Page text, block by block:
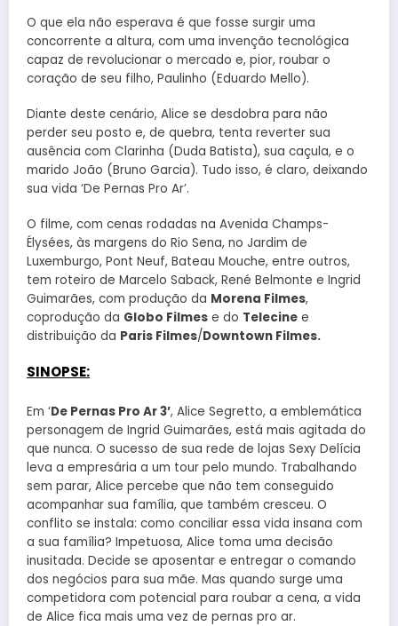
O que ela não esperava é que fosse surgir uma
concorrente a altura, com uma invenção tecnológica
capaz de revolucionar o mercado e, pior, roubar o
coração de seu filho, Paulinho (Eduardo Mello).
Diante deste cenário, Alice se desdobra para não
perder seu posto e, de quebra, tenta reverter sua
ausência com Clarinha (Duda Batista), sua caçula, e o
marido João (Bruno Garcia). Tudo isso, é claro, deixando
sua vida ‘De Pernas Pro Ar’.
O filme, com cenas rodadas na Avenida Champs-
Élysées, às margens do Rio Sena, no Jardim de
Luxemburgo, Pont Neuf, Bateau Mouche, entre outros,
tem roteiro de Marcelo Saback, René Belmonte e Ingrid
Guimarães, com produção da Morena Filmes,
coprodução da Globo Filmes e do Telecine e
distribuição da Paris Filmes/Downtown Filmes.
SINOPSE:
Em ‘De Pernas Pro Ar 3’, Alice Segretto, a emblemática
personagem de Ingrid Guimarães, está mais agitada do
que nunca. O sucesso de sua rede de lojas Sexy Delícia
leva a empresária a um tour pelo mundo. Trabalhando
sem parar, Alice percebe que não tem conseguido
acompanhar sua família, que também cresceu. O
conflito se instala: como conciliar essa vida insana com
a sua família? Impetuosa, Alice toma uma decisão
inusitada. Decide se aposentar e entregar o comando
dos negócios para sua mãe. Mas quando surge uma
competidora com potencial para roubar a cena, a vida
de Alice fica mais uma vez de pernas pro ar.